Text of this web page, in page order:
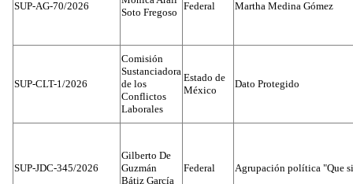
SUP-AG-70/2026
Soto Fregoso
Federal Martha Medina Gómez
SUP-CLT-1/2026
Comisión
Sustanciadora
de los
Conflictos
Laborales
Estado de
México
Dato Protegido
SUP-JDC-345/2026
Gilberto De
Guzmán
Bátiz García
Federal Agrupación política "Que